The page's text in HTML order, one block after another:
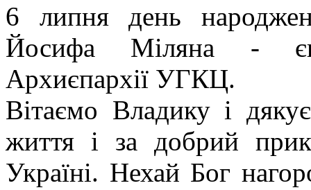
6 липня день
Йосифа Міляна -
Архиєпархії УГКЦ.
Вітаємо Владику і
життя і за добрий
Україні. Нехай Бог